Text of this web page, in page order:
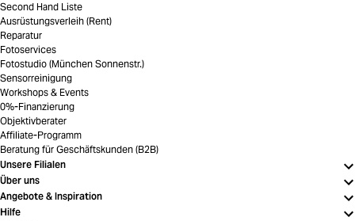
Second Hand Liste
Ausrüstungsverleih (Rent)
Reparatur
Fotoservices
Fotostudio (München Sonnenstr.)
Sensorreinigung
Workshops & Events
0%-Finanzierung
Objektivberater
Affiliate-Programm
Beratung für Geschäftskunden (B2B)
Unsere Filialen
Über uns
Angebote & Inspiration
Hilfe